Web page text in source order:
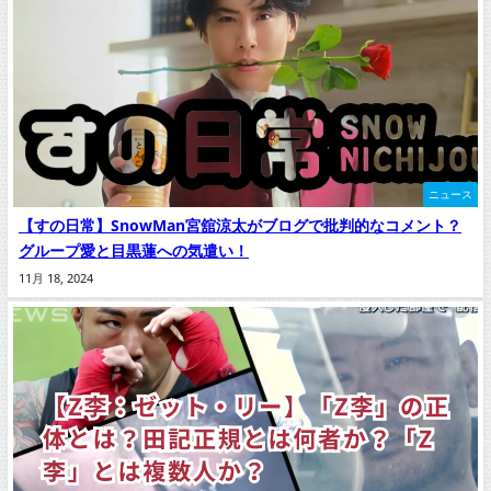
ニュース
【すの日常】SnowMan宮舘涼太がブログで批判的なコメント？
グループ愛と目黒蓮への気遣い！
11月 18, 2024